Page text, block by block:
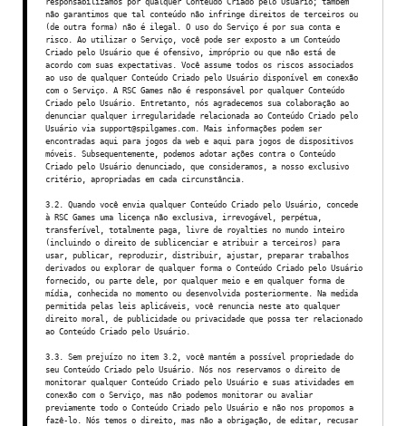
não garantimos que tal conteúdo não infringe direitos de terceiros ou
(de outra forma) não é ilegal. O uso do Serviço é por sua conta e
risco. Ao utilizar o Serviço, você pode ser exposto a um Conteúdo
Criado pelo Usuário que é ofensivo, impróprio ou que não está de
acordo com suas expectativas. Você assume todos os riscos associados
ao uso de qualquer Conteúdo Criado pelo Usuário disponível em conexão
com o Serviço. A RSC Games não é responsável por qualquer Conteúdo
Criado pelo Usuário. Entretanto, nós agradecemos sua colaboração ao
denunciar qualquer irregularidade relacionada ao Conteúdo Criado pelo
Usuário via support@spilgames.com. Mais informações podem ser
encontradas aqui para jogos da web e aqui para jogos de dispositivos
móveis. Subsequentemente, podemos adotar ações contra o Conteúdo
Criado pelo Usuário denunciado, que consideramos, a nosso exclusivo
critério, apropriadas em cada circunstância.
3.2. Quando você envia qualquer Conteúdo Criado pelo Usuário, concede
à RSC Games uma licença não exclusiva, irrevogável, perpétua,
transferível, totalmente paga, livre de royalties no mundo inteiro
(incluindo o direito de sublicenciar e atribuir a terceiros) para
usar, publicar, reproduzir, distribuir, ajustar, preparar trabalhos
derivados ou explorar de qualquer forma o Conteúdo Criado pelo Usuário
fornecido, ou parte dele, por qualquer meio e em qualquer forma de
mídia, conhecida no momento ou desenvolvida posteriormente. Na medida
permitida pelas leis aplicáveis, você renuncia neste ato qualquer
direito moral, de publicidade ou privacidade que possa ter relacionado
ao Conteúdo Criado pelo Usuário.
3.3. Sem prejuízo no item 3.2, você mantém a possível propriedade do
seu Conteúdo Criado pelo Usuário. Nós nos reservamos o direito de
monitorar qualquer Conteúdo Criado pelo Usuário e suas atividades em
conexão com o Serviço, mas não podemos monitorar ou avaliar
previamente todo o Conteúdo Criado pelo Usuário e não nos propomos a
fazê-lo. Nós temos o direito, mas não a obrigação, de editar, recusar